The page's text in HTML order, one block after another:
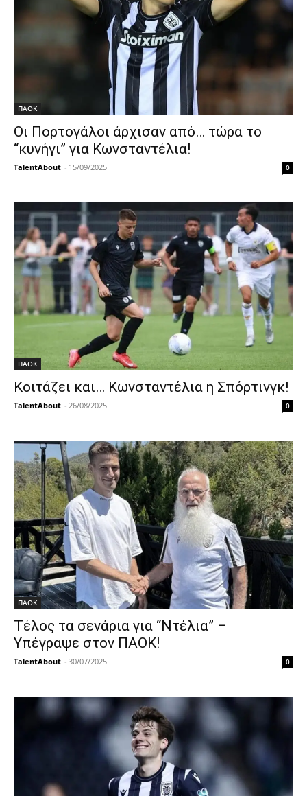
ΠΑΟΚ
Οι Πορτογάλοι άρχισαν από… τώρα το
“κυνήγι” για Κωνσταντέλια!
TalentAbout - 15/09/2025 0
ΠΑΟΚ
Κοιτάζει και… Κωνσταντέλια η Σπόρτινγκ!
TalentAbout - 26/08/2025 0
ΠΑΟΚ
Τέλος τα σενάρια για “Ντέλια” –
Υπέγραψε στον ΠΑΟΚ!
TalentAbout - 30/07/2025 0